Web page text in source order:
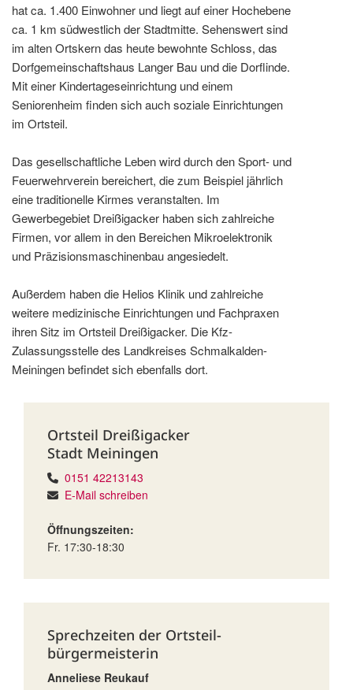
hat ca. 1.400 Einwohner und liegt auf einer Hochebene
ca. 1 km südwestlich der Stadtmitte. Sehenswert sind
im alten Ortskern das heute bewohnte Schloss, das
Dorfgemeinschaftshaus Langer Bau und die Dorflinde.
Mit einer Kindertageseinrichtung und einem
Seniorenheim finden sich auch soziale Einrichtungen
im Ortsteil.
Das gesellschaftliche Leben wird durch den Sport- und
Feuerwehrverein bereichert, die zum Beispiel jährlich
eine traditionelle Kirmes veranstalten. Im
Gewerbegebiet Dreißigacker haben sich zahlreiche
Firmen, vor allem in den Bereichen Mikroelektronik
und Präzisionsmaschinenbau angesiedelt.
Außerdem haben die Helios Klinik und zahlreiche
weitere medizinische Einrichtungen und Fachpraxen
ihren Sitz im Ortsteil Dreißigacker. Die Kfz-
Zulassungsstelle des Landkreises Schmalkalden-
Meiningen befindet sich ebenfalls dort.
Ortsteil Dreißigacker
Stadt Meiningen
0151 42213143
E-Mail schreiben
Öffnungszeiten:
Fr. 17:30-18:30
Sprechzeiten der Ortsteil­
bürgermeisterin
Anneliese Reukauf